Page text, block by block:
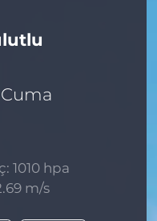
1010 hpa
m/s